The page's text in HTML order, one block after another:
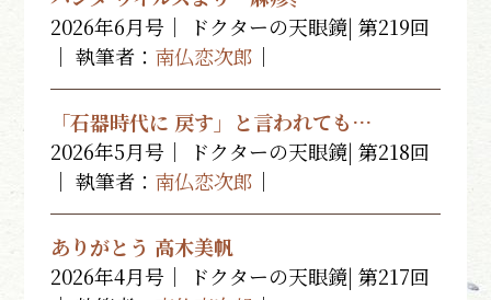
2026年6月号｜ ドクターの天眼鏡| 第219回
｜ 執筆者： 南仏恋次郎 ｜
「石器時代に 戻す」と言われても…
2026年5月号｜ ドクターの天眼鏡| 第218回
｜ 執筆者： 南仏恋次郎 ｜
ありがとう 高木美帆
2026年4月号｜ ドクターの天眼鏡| 第217回